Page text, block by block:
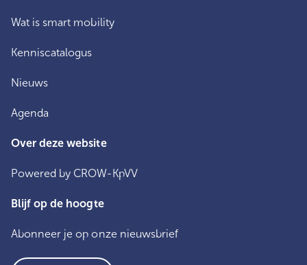
Wat is smart mobility
Kenniscatalogus
Nieuws
Agenda
Over deze website
Powered by CROW-KpVV
Blijf op de hoogte
Abonneer je op onze nieuwsbrief